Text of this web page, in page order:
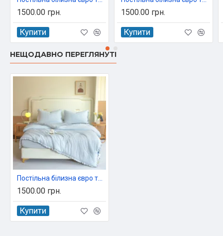
1500.00 грн.
Купити
1500.00 грн.
Купити
НЕЩОДАВНО ПЕРЕГЛЯНУТІ
1500.00 грн.
Купити